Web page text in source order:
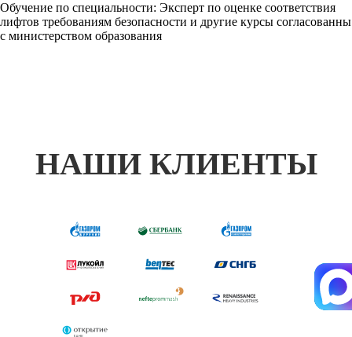
Обучение по специальности: Эксперт по оценке соответствия
лифтов требованиям безопасности и другие курсы согласованны
с министерством образования
НАШИ КЛИЕНТЫ